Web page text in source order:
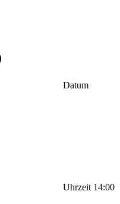
Datum
Uhrzeit 14:00